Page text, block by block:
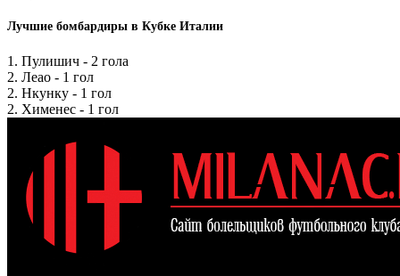
Лучшие бомбардиры в Кубке Италии
1. Пулишич - 2 гола
2. Леао - 1 гол
2. Нкунку - 1 гол
2. Хименес - 1 гол